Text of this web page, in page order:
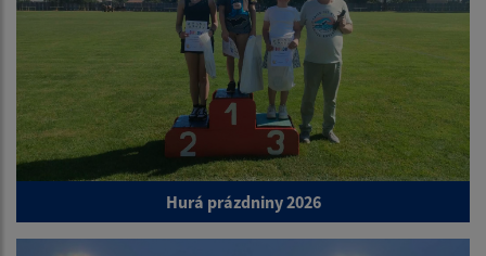
Hurá prázdniny 2026